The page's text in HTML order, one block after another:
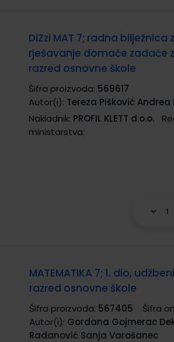
DiZzi MAT 7; radna bilježnica
rješavanje domaće zadaće
razred osnovne škole
Šifra proizvoda: 569617
Autor(i): Tereza Pišković Andrea
Nakladnik: PROFIL KLETT d.o.o.
ministarstva:
MATEMATIKA 7; 1. dio,
razred osnovne škole
Šifra proizvoda: 567405 Šifra
Autor(i): Gordana Gojmerac
Radanović Sanja Varošanec